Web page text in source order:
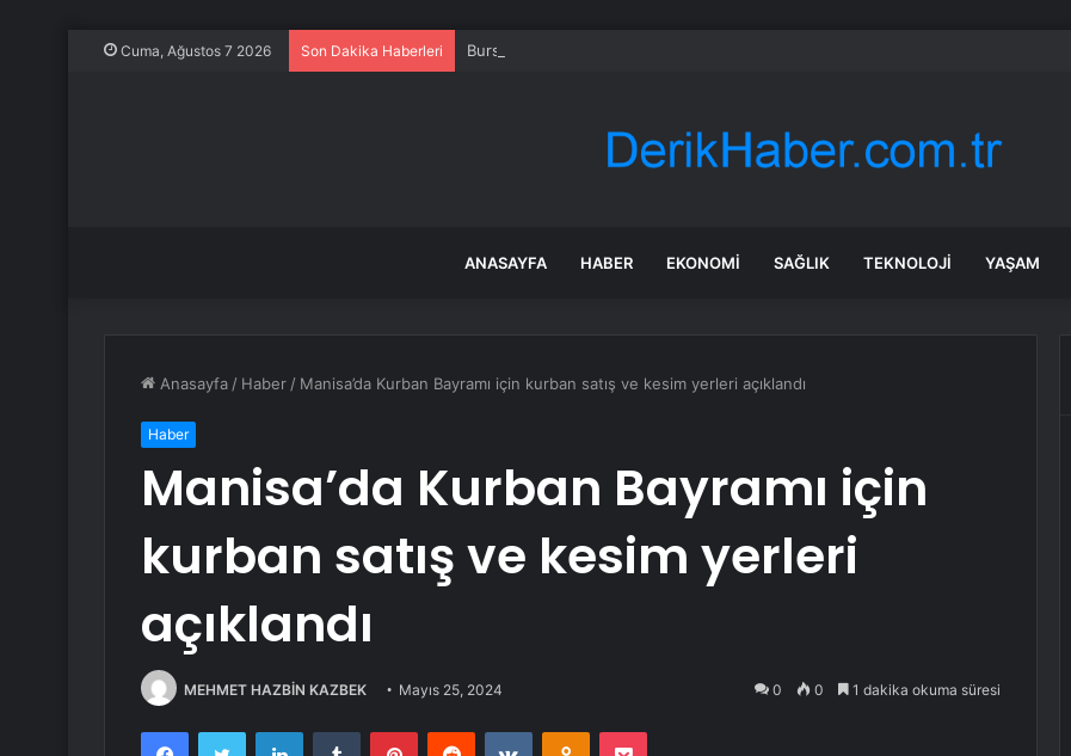
Cuma, Ağustos 7 2026 Son Dakika Haberleri Bursa’nın İSO İkinci 500’deki Firma Sayısı Düştü, Otomotiv Tedarik Sanayisi Yükseldi
ANASAYFA HABER EKONOMI SAĞLIK TEKNOLOJI YAŞAM
Anasayfa / Haber / Manisa’da Kurban Bayramı için kurban satış ve kesim yerleri açıklandı
Haber
Manisa’da Kurban Bayramı için
kurban satış ve kesim yerleri
açıklandı
MEHMET HAZBİN KAZBEK Mayıs 25, 2024 0 0 1 dakika okuma süresi
FacebookTwitter LinkedInTumblr PinterestReddit VKontakteOdnoklassniki
Pocket